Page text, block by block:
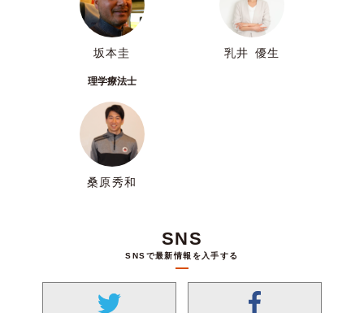
坂本圭 乳井 優生
理学療法士
桑原秀和
SNS
SNSで最新情報を入手する